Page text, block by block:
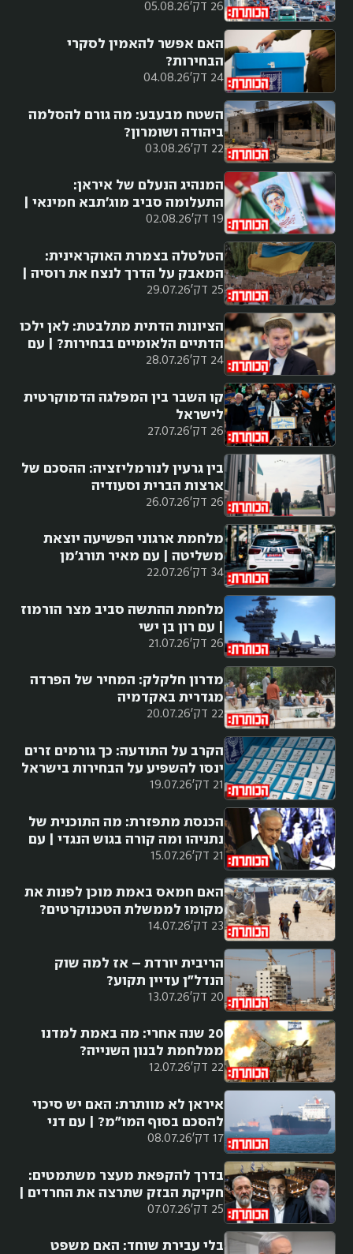
26 דק' 05.08.26בנייה?
24 דק' 04.08.26
האם אפשר להאמין לסקרי
הבחירות?
22 דק' 03.08.26
השטח מבעבע: מה גורם להסלמה
ביהודה ושומרון?
19 דק' 02.08.26
המנהיג הנעלם של איראן:
התעלומה סביב מוג'תבא חמינאי |
עם בני סבטי
25 דק' 29.07.26
הטלטלה בצמרת האוקראינית:
המאבק על הדרך לנצח את רוסיה |
עם יאיר נבות
24 דק' 28.07.26
הציונות הדתית מתלבטת: לאן ילכו
הדתיים הלאומיים בבחירות? | עם
עמיחי אתאלי
26 דק' 27.07.26
קו השבר בין המפלגה הדמוקרטית
לישראל
26 דק' 26.07.26
בין גרעין לנורמליזציה: ההסכם של
ארצות הברית וסעודיה
34 דק' 22.07.26
מלחמת ארגוני הפשיעה יוצאת
משליטה | עם מאיר תורג'מן
26 דק' 21.07.26
מלחמת ההתשה סביב מצר הורמוז
| עם רון בן ישי
22 דק' 20.07.26
מדרון חלקלק: המחיר של הפרדה
מגדרית באקדמיה
21 דק' 19.07.26
הקרב על התודעה: כך גורמים זרים
ינסו להשפיע על הבחירות בישראל
21 דק' 15.07.26
הכנסת מתפזרת: מה התוכנית של
נתניהו ומה קורה בגוש הנגדי | עם
מורן אזולאי
23 דק' 14.07.26
האם חמאס באמת מוכן לפנות את
מקומו לממשלת הטכנוקרטים?
20 דק' 13.07.26
הריבית יורדת – אז למה שוק
הנדל"ן עדיין תקוע?
22 דק' 12.07.26
20 שנה אחרי: מה באמת למדנו
ממלחמת לבנון השנייה?
17 דק' 08.07.26
איראן לא מוותרת: האם יש סיכוי
להסכם בסוף המו"מ? | עם דני
סיטרינוביץ
25 דק' 07.07.26
בדרך להקפאת מעצר משתמטים:
חקיקת הבזק שתרצה את החרדים |
עם שילה פריד
בלי עבירת שוחד: האם משפט